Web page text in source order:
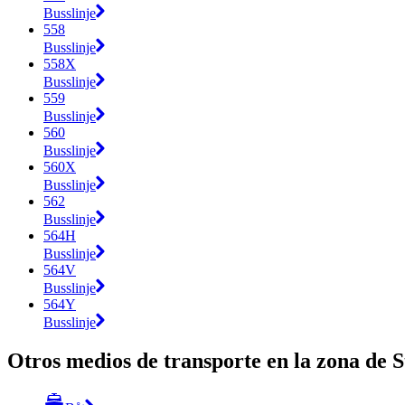
Busslinje
558
Busslinje
558X
Busslinje
559
Busslinje
560
Busslinje
560X
Busslinje
562
Busslinje
564H
Busslinje
564V
Busslinje
564Y
Busslinje
Otros medios de transporte en la zona de